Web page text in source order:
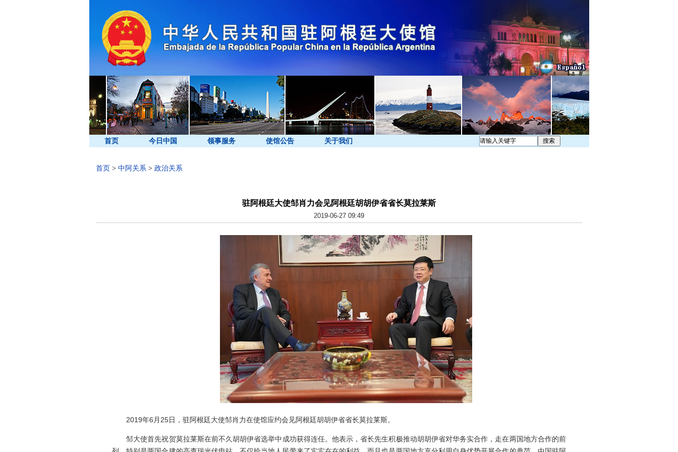
首页 今日中国 领事服务 使馆公告 关于我们
首页 > 中阿关系 > 政治关系
驻阿根廷大使邹肖力会见阿根廷胡胡伊省省长莫拉莱斯
2019-06-27 09:49
2019年6月25日，驻阿根廷大使邹肖力在使馆应约会见阿根廷胡胡伊省省长莫拉莱斯。
邹大使首先祝贺莫拉莱斯在前不久胡胡伊省选举中成功获得连任。他表示，省长先生积极推动胡胡伊省对华务实合作，走在两国地方合作的前